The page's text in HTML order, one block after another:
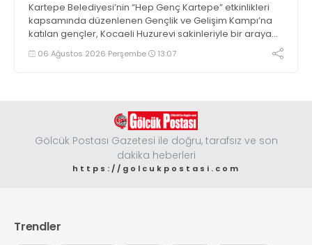
Kartepe Belediyesi’nin “Hep Genç Kartepe” etkinlikleri
kapsamında düzenlenen Gençlik ve Gelişim Kampı’na
katılan gençler, Kocaeli Huzurevi sakinleriyle bir araya
geldi06 Ağustos 2026 Perşembe 13:07
Gölcük Postası Gazetesi ile doğru, tarafsız ve son
dakika heberleri
https://golcukpostasi.com
Trendler